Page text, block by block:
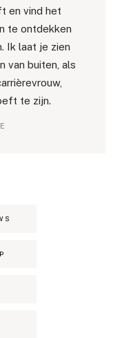
en vind het
te ontdekken
Ik laat je zien
van buiten, als
te zijn.